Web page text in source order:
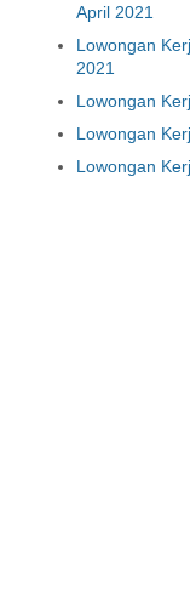
April 2021
Lowongan
2021
Lowongan
Lowongan
Lowongan